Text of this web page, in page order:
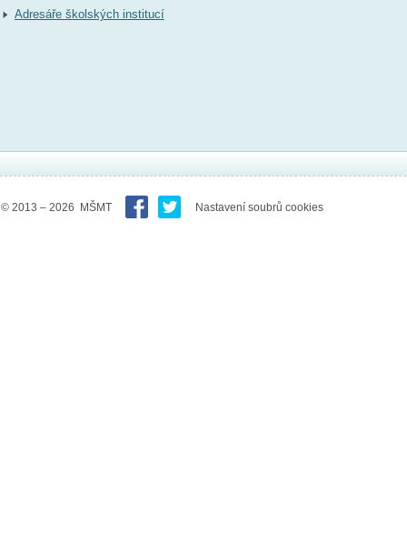
Adresáře školských institucí
© 2013 – 2026 MŠMT Nastavení soubrů cookies